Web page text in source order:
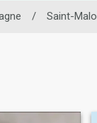
/ Saint-Malo